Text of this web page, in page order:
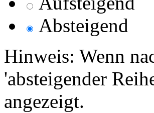
Absteigend
Hinweis: Wenn
'absteigender
angezeigt.